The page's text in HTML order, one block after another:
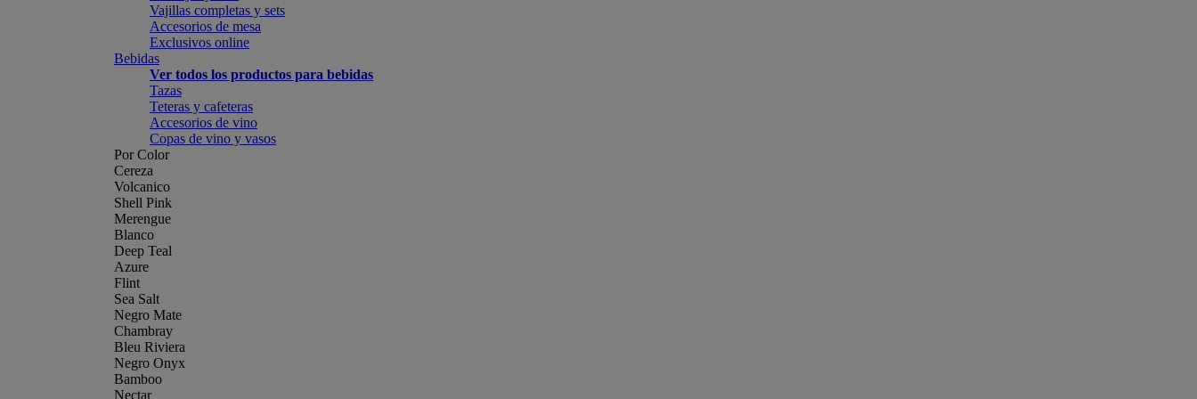
Vajillas completas y sets
Accesorios de mesa
Exclusivos online
Bebidas
Ver todos los productos para bebidas
Tazas
Teteras y cafeteras
Accesorios de vino
Copas de vino y vasos
Por Color
Cereza
Volcanico
Shell Pink
Merengue
Blanco
Deep Teal
Azure
Flint
Sea Salt
Negro Mate
Chambray
Bleu Riviera
Negro Onyx
Bamboo
Nectar